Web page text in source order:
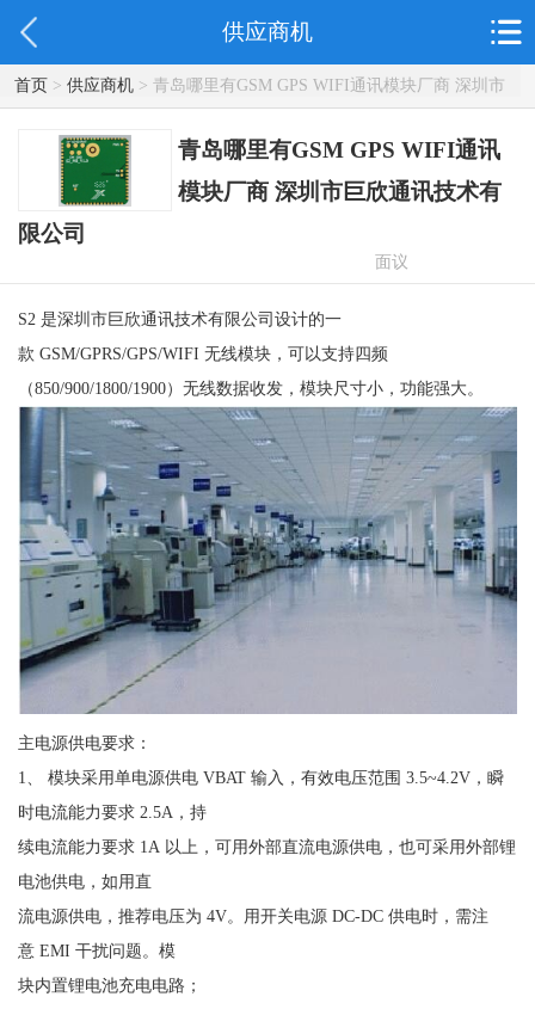
供应商机
首页> 供应商机> 青岛哪里有GSM GPS WIFI通讯模块厂商 深圳市
巨欣通讯技术有限公司
青岛哪里有GSM GPS WIFI通讯
模块厂商 深圳市巨欣通讯技术有
限公司
面议
S2 是深圳市巨欣通讯技术有限公司设计的一
款 GSM/GPRS/GPS/WIFI 无线模块，可以支持四频
（850/900/1800/1900）无线数据收发，模块尺寸小，功能强大。
主电源供电要求：
1、 模块采用单电源供电 VBAT 输入，有效电压范围 3.5~4.2V，瞬
时电流能力要求 2.5A，持
续电流能力要求 1A 以上，可用外部直流电源供电，也可采用外部锂
电池供电，如用直
流电源供电，推荐电压为 4V。用开关电源 DC-DC 供电时，需注
意 EMI 干扰问题。模
块内置锂电池充电电路；